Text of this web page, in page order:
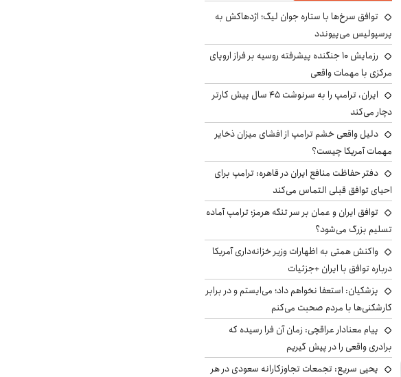
توافق سرخ‌ها با ستاره جوان لیگ؛ اژدهاکش به
پرسپولیس می‌پیوندد
رزمایش ۱۰ جنگنده پیشرفته روسیه بر فراز اروپای
مرکزی با مهمات واقعی
ایران، ترامپ را به سرنوشت ۴۵ سال پیش کارتر
دچار می‌کند
دلیل واقعی خشم ترامپ از افشای میزان ذخایر
مهمات آمریکا چیست؟
دفتر حفاظت منافع ایران در قاهره: ترامپ برای
احیای توافق قبلی التماس می‌کند
توافق ایران و عمان بر سر تنگه هرمز؛ ترامپ آماده
تسلیم بزرگ می‌شود؟
واکنش همتی به اظهارات وزیر خزانه‌داری آمریکا
درباره توافق با ایران +جزئیات
پزشکیان: استعفا نخواهم داد؛ می‌ایستم و در برابر
کارشکنی‌ها با مردم صحبت می‌کنم
پیام معنادار عراقچی: زمان آن فرا رسیده که
برادری واقعی را در پیش گیریم
یحیی سریع: تجمعات تجاوزکارانه سعودی در هر